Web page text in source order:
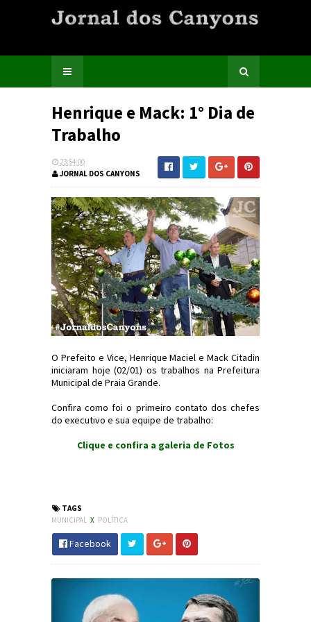
Henrique e Mack: 1° Dia de
Trabalho
23:54:00
JORNAL DOS CANYONS
O Prefeito e Vice, Henrique Maciel e Mack Citadin
iniciaram hoje (02/01) os trabalhos na Prefeitura
Municipal de Praia Grande.
Confira como foi o primeiro contato dos chefes
do executivo e sua equipe de trabalho:
Clique e confira a galeria de Fotos
TAGS
MUNICIPAL X POLÍTICA
Facebook